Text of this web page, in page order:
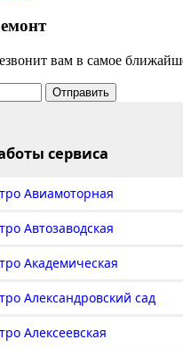
вам в самое
Отправить
сервиса
Авиамоторная
Автозаводская
Академическая
Александровский сад
Алексеевская